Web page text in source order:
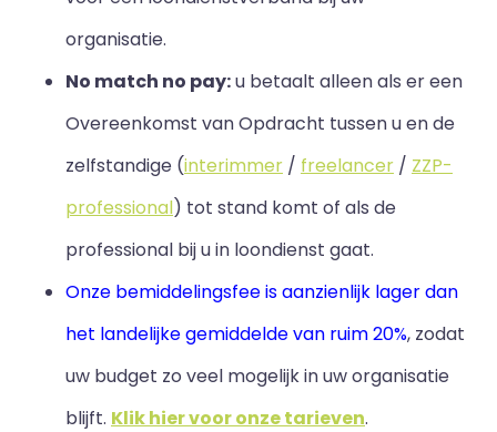
organisatie.
No match no pay:u betaalt alleen als er een
Overeenkomst van Opdracht tussen u en de
zelfstandige (interimmer / freelancer / ZZP-
professional) tot stand komt of als de
professional bij u in loondienst gaat.
Onze bemiddelingsfee is aanzienlijk lager dan
het landelijke gemiddelde van ruim 20%, zodat
uw budget zo veel mogelijk in uw organisatie
blijft. Klik hier voor onze tarieven.